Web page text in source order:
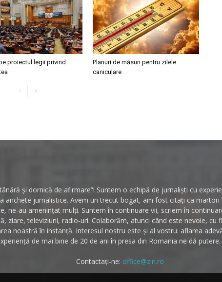
proiectul legii privind
Planuri de măsuri pentru zilele
caniculare
și dornică de afirmare”! Suntem o echipă de jurnaliști cu
anchete jurnalistice. Avem un trecut bogat, am fost citați ca
ne-au amenințat mulți. Suntem în continuare vii, scriem în
ziare, televiziuni, radio-uri. Colaborăm, atunci când este nevoie, cu
noastră în instanță. Interesul nostru este și al vostru: aflarea
de mai bine de 20 de ani în presa din Romania ne dă
Contactați-ne: office@zin.ro